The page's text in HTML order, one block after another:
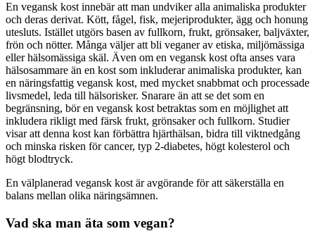
En vegansk kost innebär att man undviker alla animaliska produkter
och deras derivat. Kött, fågel, fisk, mejeriprodukter, ägg och honung
utesluts. Istället utgörs basen av fullkorn, frukt, grönsaker, baljväxter,
frön och nötter. Många väljer att bli veganer av etiska, miljömässiga
eller hälsomässiga skäl. Även om en vegansk kost ofta anses vara
hälsosammare än en kost som inkluderar animaliska produkter, kan
en näringsfattig vegansk kost, med mycket snabbmat och processade
livsmedel, leda till hälsorisker. Snarare än att se det som en
begränsning, bör en vegansk kost betraktas som en möjlighet att
inkludera rikligt med färsk frukt, grönsaker och fullkorn. Studier
visar att denna kost kan förbättra hjärthälsan, bidra till viktnedgång
och minska risken för cancer, typ 2-diabetes, högt kolesterol och
högt blodtryck.
En välplanerad vegansk kost är avgörande för att säkerställa en
balans mellan olika näringsämnen.
Vad ska man äta som vegan?